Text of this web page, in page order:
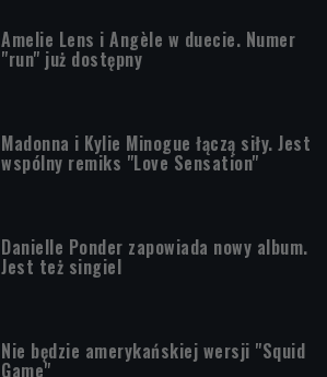
Amelie Lens i Angèle w duecie. Numer
"run" już dostępny
Madonna i Kylie Minogue łączą siły. Jest
wspólny remiks "Love Sensation"
Danielle Ponder zapowiada nowy album.
Jest też singiel
Nie będzie amerykańskiej wersji "Squid
Game"